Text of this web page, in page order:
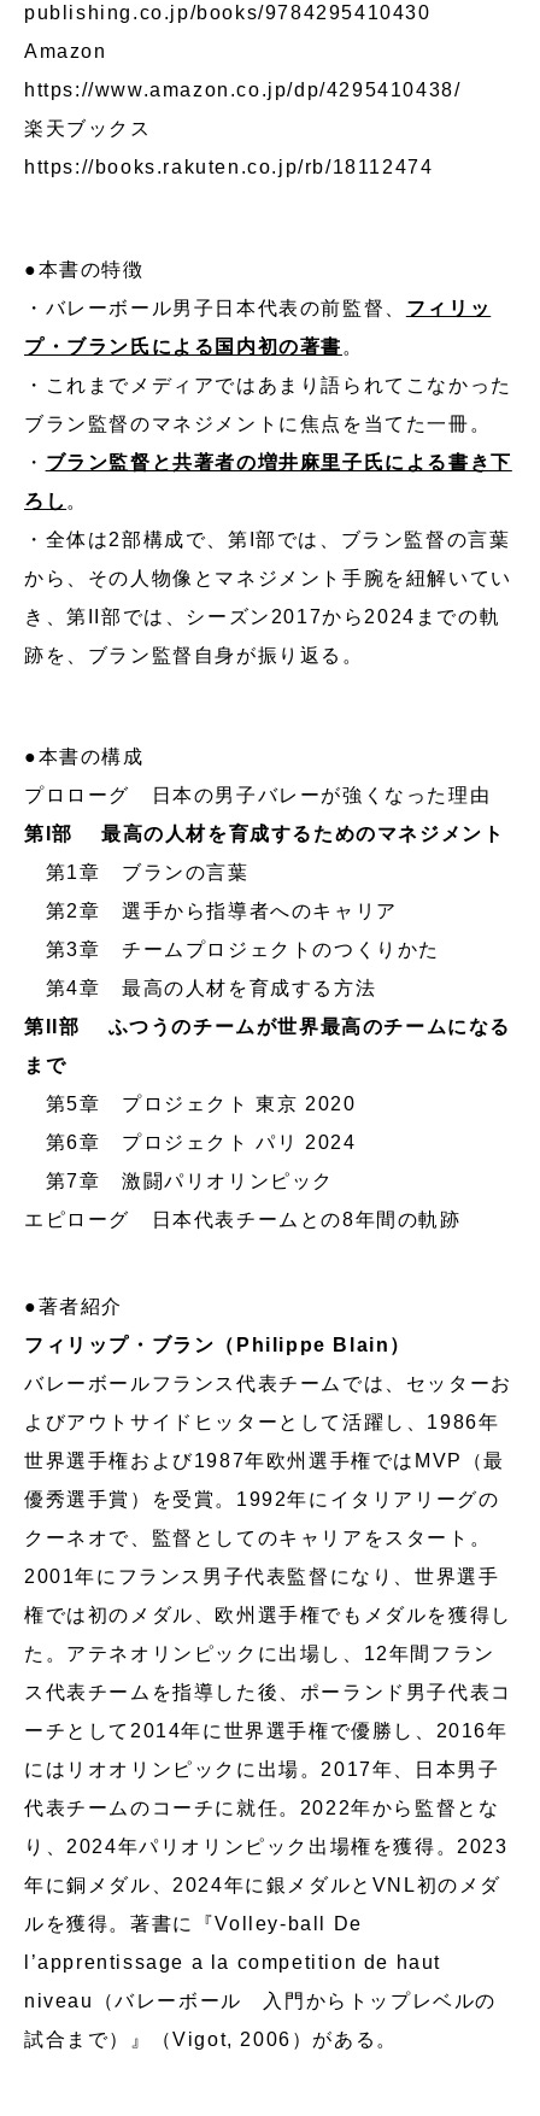
publishing.co.jp/books/9784295410430
Amazon
https://www.amazon.co.jp/dp/4295410438/
楽天ブックス
https://books.rakuten.co.jp/rb/18112474
●本書の特徴
・バレーボール男子日本代表の前監督、 フィリッ
プ・ブラン氏による国内初の著書 。
・これまでメディアではあまり語られてこなかった
ブラン監督のマネジメントに焦点を当てた一冊。
・ ブラン監督と共著者の増井麻里子氏による書き下
ろし 。
・全体は2部構成で、第I部では、ブラン監督の言葉
から、その人物像とマネジメント手腕を紐解いてい
き、第II部では、シーズン2017から2024までの軌
跡を、ブラン監督自身が振り返る。
●本書の構成
プロローグ 日本の男子バレーが強くなった理由
第I部 最高の人材を育成するためのマネジメント
第1章 ブランの言葉
第2章 選手から指導者へのキャリア
第3章 チームプロジェクトのつくりかた
第4章 最高の人材を育成する方法
第II部 ふつうのチームが世界最高のチームになる
まで
第5章 プロジェクト 東京 2020
第6章 プロジェクト パリ 2024
第7章 激闘パリオリンピック
エピローグ 日本代表チームとの8年間の軌跡
●著者紹介
フィリップ・ブラン（Philippe Blain）
バレーボールフランス代表チームでは、セッターお
よびアウトサイドヒッターとして活躍し、1986年
世界選手権および1987年欧州選手権ではMVP（最
優秀選手賞）を受賞。1992年にイタリアリーグの
クーネオで、監督としてのキャリアをスタート。
2001年にフランス男子代表監督になり、世界選手
権では初のメダル、欧州選手権でもメダルを獲得し
た。アテネオリンピックに出場し、12年間フラン
ス代表チームを指導した後、ポーランド男子代表コ
ーチとして2014年に世界選手権で優勝し、2016年
にはリオオリンピックに出場。2017年、日本男子
代表チームのコーチに就任。2022年から監督とな
り、2024年パリオリンピック出場権を獲得。2023
年に銅メダル、2024年に銀メダルとVNL初のメダ
ルを獲得。著書に『Volley-ball De
l’apprentissage a la competition de haut
niveau（バレーボール 入門からトップレベルの
試合まで）』（Vigot, 2006）がある。